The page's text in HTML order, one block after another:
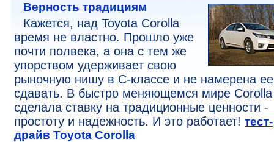
Верность традициям
Кажется, над Toyota Corolla
время не властно. Прошло уже
почти полвека, а она с тем же
упорством удерживает свою
рыночную нишу в С-классе и не намерена ее
сдавать. В быстро меняющемся мире Corolla
сделала ставку на традиционные ценности -
простоту и надежность. И это работает! тест-
драйв Toyota Corolla